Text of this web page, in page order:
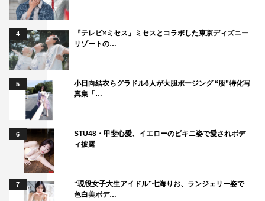
4
『テレビ×ミセス』ミセスとコラボした東京ディズニー
リゾートの…
5
小日向結衣らグラドル6人が大胆ポージング “股”特化写
真集「…
6
STU48・甲斐心愛、イエローのビキニ姿で愛されボデ
ィ披露
7
“現役女子大生アイドル”七海りお、ランジェリー姿で
色白美ボデ…